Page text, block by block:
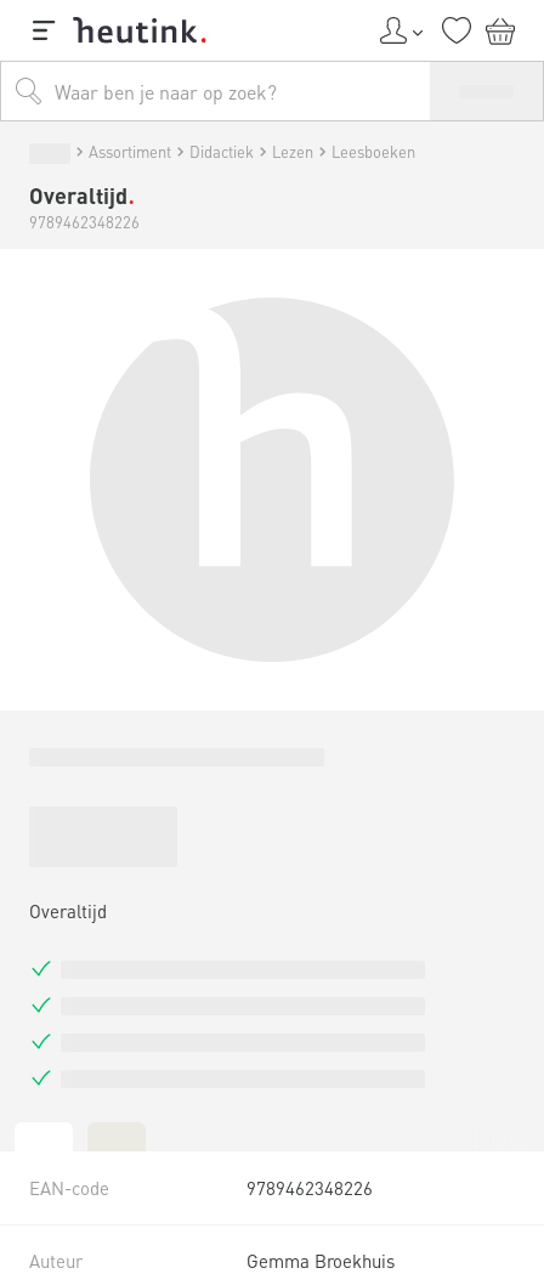
Assortiment Didactiek Lezen Leesboeken
Overaltijd
9789462348226
Overaltijd
EAN-code 9789462348226
Auteur Gemma Broekhuis